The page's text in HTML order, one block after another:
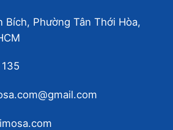
Bích, Phường Tân Thới Hòa,